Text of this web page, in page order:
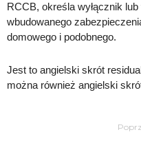
RCCB, określa wyłącznik
wbudowanego
domowego i podobnego.
Jest to angielski skrót
można również angielski